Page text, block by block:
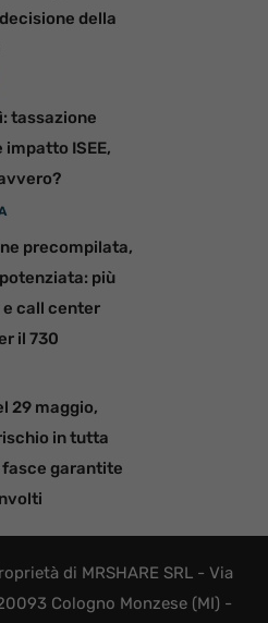
della
tassazione
ISEE,
precompilata,
più
call center
il 730
29 maggio,
in tutta
garantite
di MRSHARE SRL - Via
Cologno Monzese (MI) -